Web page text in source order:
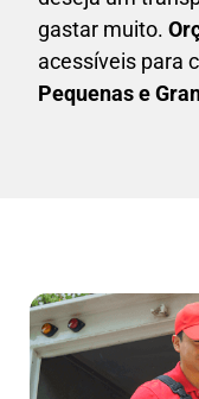
gastar muito.
acessíveis para
Pequenas e